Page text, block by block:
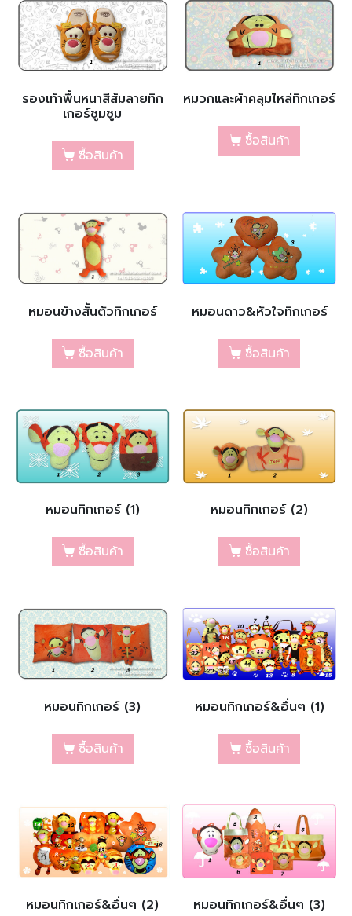
รองเท้าพื้นหนาสีส้มลายทิก
เกอร์ซูมซูม
ซื้อสินค้า
หมวกและผ้าคลุมไหล่ทิกเกอร์
ซื้อสินค้า
หมอนข้างสั้นตัวทิกเกอร์
ซื้อสินค้า
หมอนดาว&หัวใจทิกเกอร์
ซื้อสินค้า
หมอนทิกเกอร์ (1)
ซื้อสินค้า
หมอนทิกเกอร์ (2)
ซื้อสินค้า
หมอนทิกเกอร์ (3)
ซื้อสินค้า
หมอนทิกเกอร์&อื่นๆ (1)
ซื้อสินค้า
หมอนทิกเกอร์&อื่นๆ (2) หมอนทิกเกอร์&อื่นๆ (3)